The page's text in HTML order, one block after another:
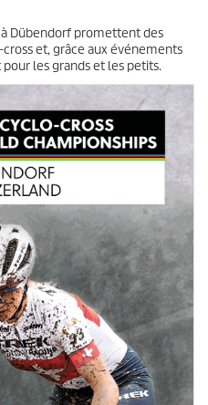
Dübendorf promettent des
et, grâce aux événements
les grands et les petits.